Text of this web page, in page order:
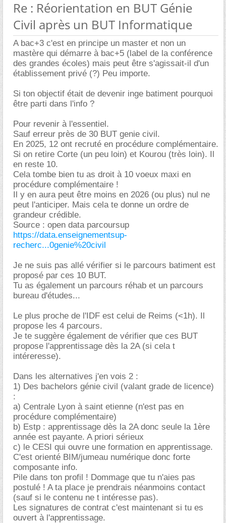
Re : Réorientation en BUT Génie
Civil après un BUT Informatique
A bac+3 c'est en principe un master et non un
mastère qui démarre à bac+5 (label de la conférence
des grandes écoles) mais peut être s'agissait-il d'un
établissement privé (?) Peu importe.
Si ton objectif était de devenir inge batiment pourquoi
être parti dans l'info ?
Pour revenir à l'essentiel.
Sauf erreur près de 30 BUT genie civil.
En 2025, 12 ont recruté en procédure complémentaire.
Si on retire Corte (un peu loin) et Kourou (très loin). Il
en reste 10.
Cela tombe bien tu as droit à 10 voeux maxi en
procédure complémentaire !
Il y en aura peut être moins en 2026 (ou plus) nul ne
peut l'anticiper. Mais cela te donne un ordre de
grandeur crédible.
Source : open data parcoursup
https://data.enseignementsup-
recherc...0genie%20civil
Je ne suis pas allé vérifier si le parcours batiment est
proposé par ces 10 BUT.
Tu as également un parcours réhab et un parcours
bureau d'études...
Le plus proche de l'IDF est celui de Reims (<1h). Il
propose les 4 parcours.
Je te suggère également de vérifier que ces BUT
propose l'apprentissage dès la 2A (si cela t
intéreresse).
Dans les alternatives j'en vois 2 :
1) Des bachelors génie civil (valant grade de licence)
:
a) Centrale Lyon à saint etienne (n'est pas en
procédure complémentaire)
b) Estp : apprentissage dès la 2A donc seule la 1ère
année est payante. A priori sérieux
c) le CESI qui ouvre une formation en apprentissage.
C'est orienté BIM/jumeau numérique donc forte
composante info.
Pile dans ton profil ! Dommage que tu n'aies pas
postulé ! A ta place je prendrais néanmoins contact
(sauf si le contenu ne t intéresse pas).
Les signatures de contrat c'est maintenant si tu es
ouvert à l'apprentissage.